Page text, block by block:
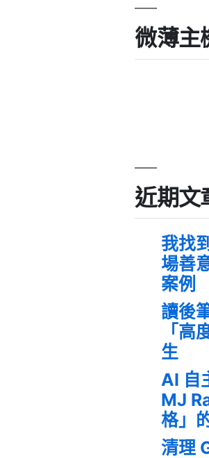
微薄主
近期文
我找
場善
案例
讀後
「
生
AI 自
MJ
格」
清理